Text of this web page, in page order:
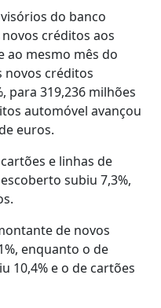
do banco
créditos aos
ao mesmo mês do
novos créditos
para 319,236 milhões
automóvel avançou
euros.
e linhas de
subiu 7,3%,
de novos
enquanto o de
10,4% e o de cartões